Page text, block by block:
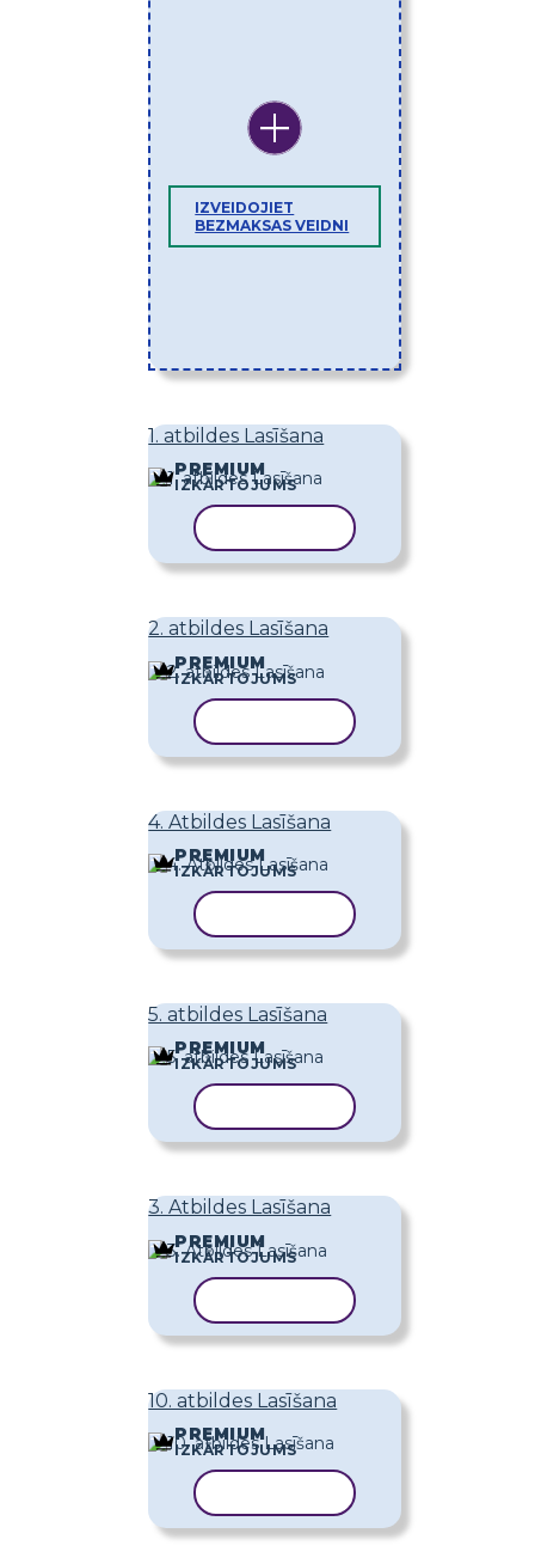
IZVEIDOJIET
BEZMAKSAS VEIDNI
1. atbildes Lasīšana
PREMIUM
IZKĀRTOJUMS
2. atbildes Lasīšana
PREMIUM
IZKĀRTOJUMS
4. Atbildes Lasīšana
PREMIUM
IZKĀRTOJUMS
5. atbildes Lasīšana
PREMIUM
IZKĀRTOJUMS
3. Atbildes Lasīšana
PREMIUM
IZKĀRTOJUMS
10. atbildes Lasīšana
PREMIUM
IZKĀRTOJUMS